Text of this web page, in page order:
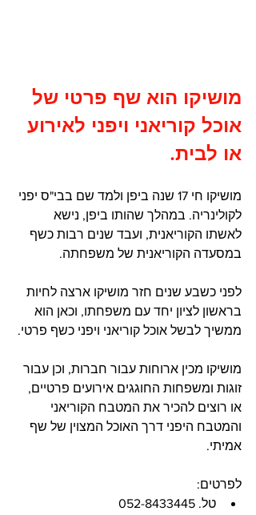
מושיקו הוא שף פרטי של
אוכל קוריאני ויפני לאירוע
או לבית.
מושיקו חי 17 שנה ביפן ולמד שם בבי"ס יפני
לקולינריה. במהלך שהותו ביפן, נישא
לאשתו הקוריאנית, ועבד שנים רבות כשף
במסעדה הקוריאנית של משפחתה.
לפני כשבע שנים חזר מושיקו ארצה לחיות
בראשון לציון יחד עם משפחתו, וכאן הוא
ממשיך לבשל אוכל קוריאני ויפני כשף פרטי.
מושיקו מכין ארוחות עבור חברות, וכן עבור
זוגות ומשפחות החוגגים אירועים פרטיים,
או רוצים להכיר את המטבח הקוריאני
והמטבח היפני דרך האוכל המצוין של שף
אמיתי.
לפרטים:
טל. 052-8433445